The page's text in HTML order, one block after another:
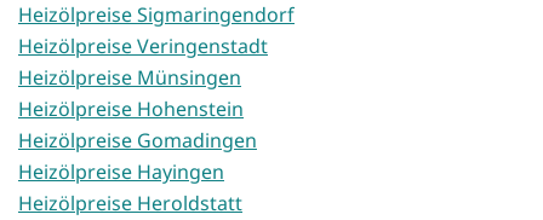
Heizölpreise Sigmaringendorf
Heizölpreise Veringenstadt
Heizölpreise Münsingen
Heizölpreise Hohenstein
Heizölpreise Gomadingen
Heizölpreise Hayingen
Heizölpreise Heroldstatt